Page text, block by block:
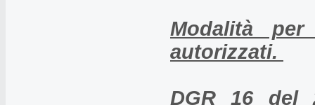
Modalità
autorizzati.
DGR 16 del